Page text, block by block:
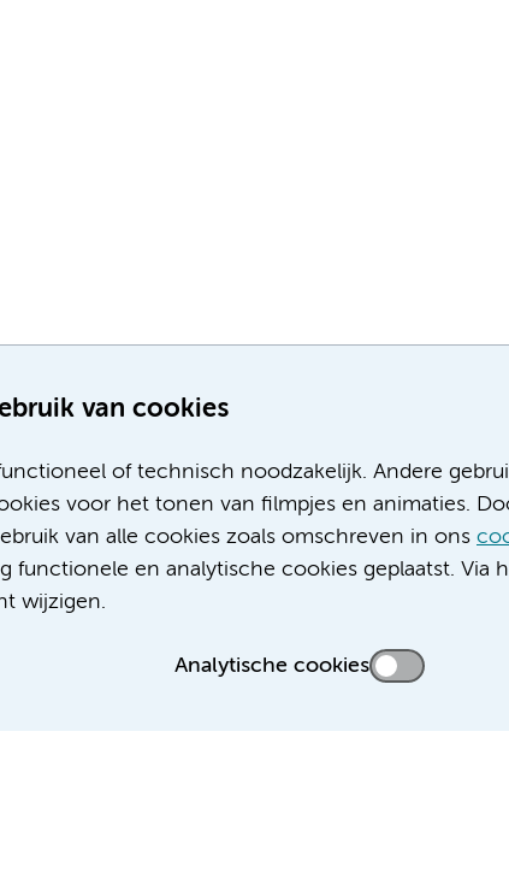
van cookies
of technisch noodzakelijk. Andere
voor het tonen van filmpjes en animaties.
van alle cookies zoals omschreven in ons
functionele en analytische cookies geplaatst. Via
wijzigen.
Analytische cookies
Nieuws